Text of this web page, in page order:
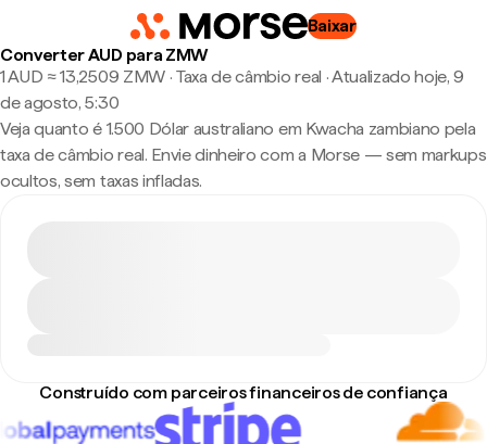
Baixar
Converter AUD para ZMW
1 AUD ≈ 13,2509 ZMW · Taxa de câmbio real ·Atualizado hoje, 9
de agosto, 5:30
Veja quanto é 1.500 Dólar australiano em Kwacha zambiano pela
taxa de câmbio real. Envie dinheiro com a Morse — sem markups
ocultos, sem taxas infladas.
Construído com parceiros financeiros de confiança